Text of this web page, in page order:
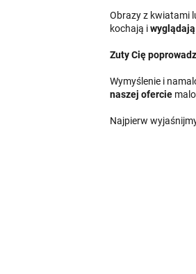
Obrazy z kwiatami
kochają i
Zuty Cię
Wymyślenie i
naszej ofercie
Najpierw